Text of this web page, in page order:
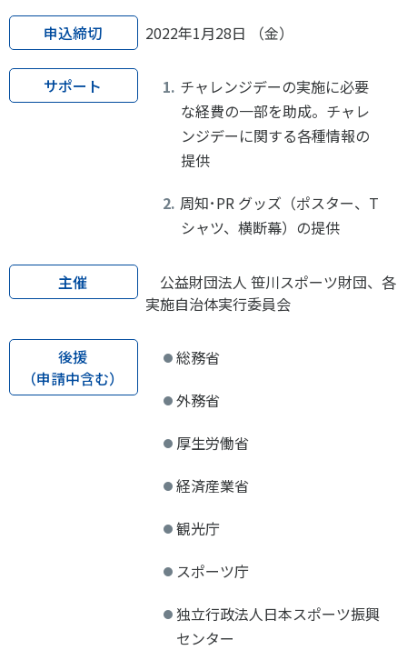
申込締切 2022年1月28日 （金）
サポート
チャレンジデーの実施に必要
な経費の一部を助成。チャレ
ンジデーに関する各種情報の
提供
周知･PR グッズ（ポスター、T
シャツ、横断幕）の提供
主催
公益財団法人 笹川スポーツ財団、各
実施自治体実行委員会
後援
（申請中含む）
総務省
外務省
厚生労働省
経済産業省
観光庁
スポーツ庁
独立行政法人日本スポーツ振興
センター